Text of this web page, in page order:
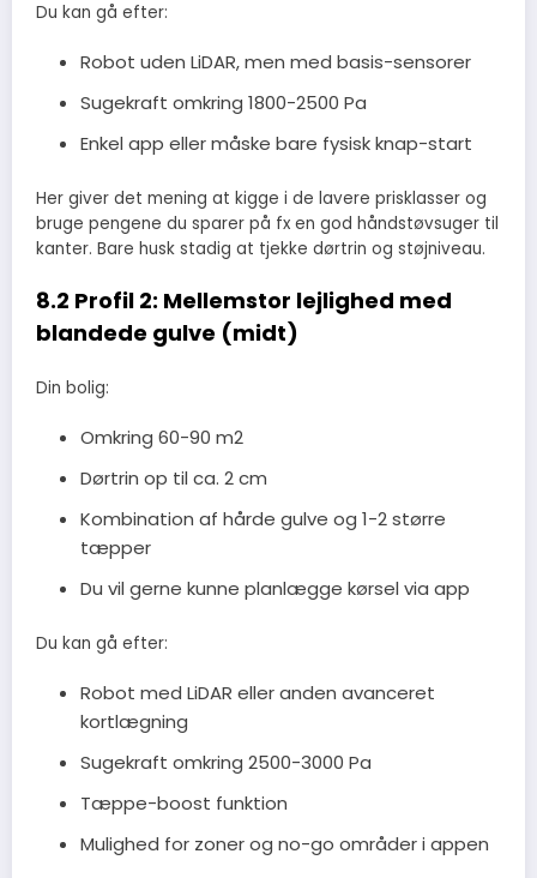
Du kan gå efter:
Robot uden LiDAR, men med basis-sensorer
Sugekraft omkring 1800-2500 Pa
Enkel app eller måske bare fysisk knap-start
Her giver det mening at kigge i de lavere prisklasser og
bruge pengene du sparer på fx en god håndstøvsuger til
kanter. Bare husk stadig at tjekke dørtrin og støjniveau.
8.2 Profil 2: Mellemstor lejlighed med
blandede gulve (midt)
Din bolig:
Omkring 60-90 m2
Dørtrin op til ca. 2 cm
Kombination af hårde gulve og 1-2 større
tæpper
Du vil gerne kunne planlægge kørsel via app
Du kan gå efter:
Robot med LiDAR eller anden avanceret
kortlægning
Sugekraft omkring 2500-3000 Pa
Tæppe-boost funktion
Mulighed for zoner og no-go områder i appen